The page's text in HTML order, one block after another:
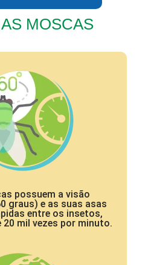
MOSCAS
possuem a visão
graus) e as suas asas
entre os insetos,
20 mil vezes por minuto.